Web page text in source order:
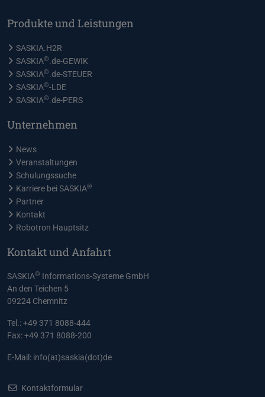
Produkte und Leistungen
SASKIA.H2R
SASKIA®.de-GEWIK
SASKIA®.de-STEUER
SASKIA®-LDE
SASKIA®.de-PERS
Unternehmen
News
Veranstaltungen
Schulungssuche
Karriere bei SASKIA®
Partner
Kontakt
Robotron Hauptsitz
Kontakt und Anfahrt
SASKIA® Informations-Systeme GmbH
An den Teichen 5
09224 Chemnitz
Tel.: +49 371 8088-444
Fax: +49 371 8088-200
E-Mail: info(at)saskia(dot)de
Kontaktformular